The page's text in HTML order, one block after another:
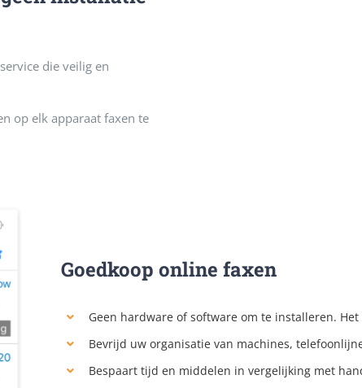
die veilig en
op elk apparaat faxen te
Goedkoop online faxen
Geen hardware of software om te installeren.
Bevrijd uw organisatie van machines,
Bespaart tijd en middelen in vergelijking met